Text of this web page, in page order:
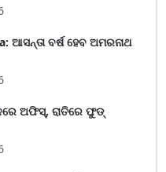
ଆସନ୍ତା ବର୍ଷ ହେବ ଅମରନାଥ
ଅଫିସ୍, ରାତିରେ ଫୁଡ୍